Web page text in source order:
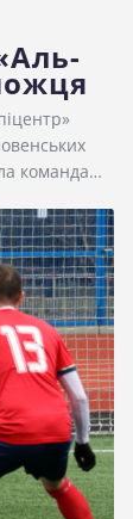
команда…